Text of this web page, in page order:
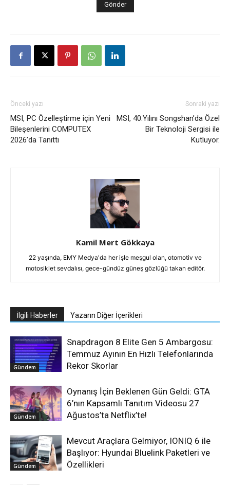
Önceki yazı
MSI, PC Özelleştirme için Yeni
Bileşenlerini COMPUTEX
2026’da Tanıttı
Sonraki yazı
MSI, 40.Yılını Songshan’da Özel
Bir Teknoloji Sergisi ile
Kutluyor.
Kamil Mert Gökkaya
22 yaşında, EMY Medya'da her işle meşgul olan, otomotiv ve
motosiklet sevdalısı, gece-gündüz güneş gözlüğü takan editör.
İlgili Haberler Yazarın Diğer İçerikleri
Gündem
Snapdragon 8 Elite Gen 5 Ambargosu:
Temmuz Ayının En Hızlı Telefonlarında
Rekor Skorlar
Gündem
Oynanış İçin Beklenen Gün Geldi: GTA
6’nın Kapsamlı Tanıtım Videosu 27
Ağustos’ta Netflix’te!
Gündem
Mevcut Araçlara Gelmiyor, IONIQ 6 ile
Başlıyor: Hyundai Bluelink Paketleri ve
Özellikleri